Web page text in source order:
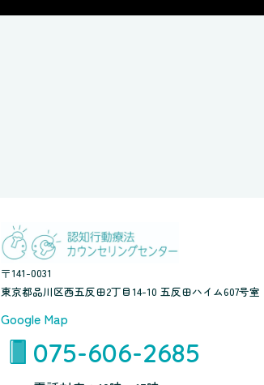
〒141-0031
東京都品川区西五反田2丁目14-10 五反田ハイム607号室
Google Map
075-606-2685